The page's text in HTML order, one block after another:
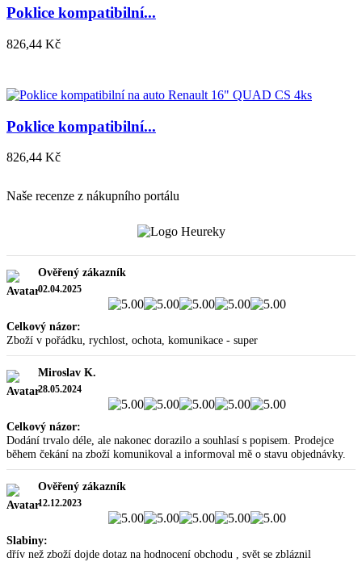
Poklice kompatibilní...
826,44 Kč
Poklice kompatibilní...
826,44 Kč
Naše recenze z nákupního portálu
Ověřený zákazník
02.04.2025
Celkový názor:
Zboží v pořádku, rychlost, ochota, komunikace - super
Miroslav K.
28.05.2024
Celkový názor:
Dodání trvalo déle, ale nakonec dorazilo a souhlasí s popisem. Prodejce
během čekání na zboží komunikoval a informoval mě o stavu objednávky.
Ověřený zákazník
12.12.2023
Slabiny:
dřív než zboží dojde dotaz na hodnocení obchodu , svět se zbláznil